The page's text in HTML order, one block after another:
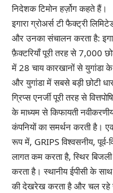
निदेशक टिमोन हर्ज़ोग कहते हैं।
इगारा ग्रोअर्स टी फैक्ट्री
और उनका संचालन करता है:
फ़ैक्टरियाँ पूरी तरह से 7,000
में 28 चाय कारखानों से युगांडा
और युगांडा में सबसे बड़ी छोटी
ग्रिप्स एनर्जी पूरी तरह से
के माध्यम से किफायती
कंपनियों का समर्थन करती है।
रूप में, GRIPS विश्वसनीय, पूर्व-
लागत कम करता है, स्थिर
करता है। स्थानीय ईपीसी के
की देखरेख करता है और चल रहे